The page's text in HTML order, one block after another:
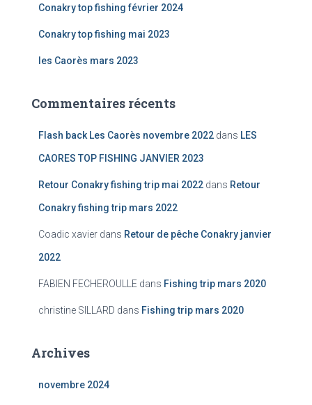
Conakry top fishing février 2024
Conakry top fishing mai 2023
les Caorès mars 2023
Commentaires récents
Flash back Les Caorès novembre 2022 dans LES
CAORES TOP FISHING JANVIER 2023
Retour Conakry fishing trip mai 2022 dans Retour
Conakry fishing trip mars 2022
Coadic xavier dans Retour de pêche Conakry janvier
2022
FABIEN FECHEROULLE dans Fishing trip mars 2020
christine SILLARD dans Fishing trip mars 2020
Archives
novembre 2024